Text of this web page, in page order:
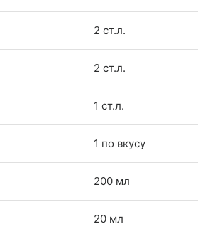
2 ст.л.
2 ст.л.
1 ст.л.
1 по вкусу
200 мл
20 мл